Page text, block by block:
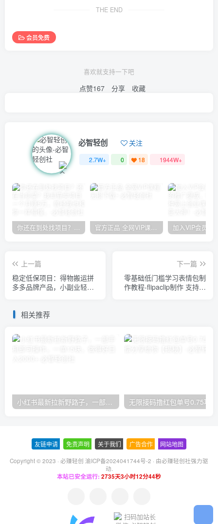
THE END
会员免费
喜欢就支持一下吧
点赞167 分享 收藏
必智轻创 关注
2.7W+ 0 18 1944W+
你还在到处找项目？还在当韭菜？我却靠卖项目一个月赚5万，曾经我也和你一样懵懂。 官方正品 全网VIP课程 无损下载~
上一篇
稳定低保项目：得物搬运拼
多多品牌产品，小副业轻松
下一篇
零基础低门槛学习表情包制
作教程-flipaclip制作 支持设
相关推荐
小红书最新拉新野路子，一部手机即可操作，一单15块，做得好日入2000+
友链申请 免责声明 关于我们 广告合作 网站地图
Copyright © 2023 · 必赚轻创 渝ICP备2024041744号-2 · 由必赚轻创社强力驱
动.
本站已安全运行: 2735天3小时12分45秒